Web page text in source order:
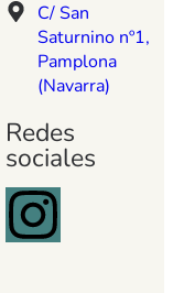
C/ San
Saturnino nº1,
Pamplona
(Navarra)
Redes
sociales